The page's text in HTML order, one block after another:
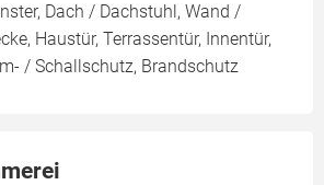
Dach / Dachstuhl, Wand /
Haustür, Terrassentür, Innentür,
/ Schallschutz, Brandschutz